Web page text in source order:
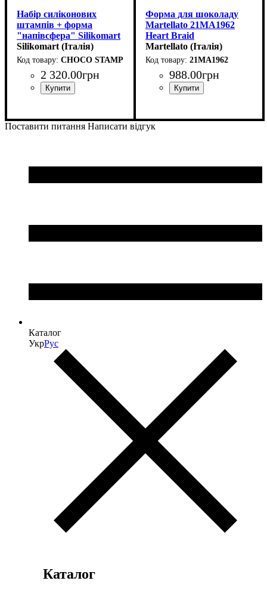
Набір силіконових
штампів + форма
"напівсфера" Silikomart
CHOCO STAMP A &
SEMISFERA 01
Silikomart (Італія)
CHOCO STAMP A & SEMISFERA 01
2 320.00грн
Форма для шоколаду
Martellato 21MA1962
Heart Braid
(31x27мм,h14мм,8гр)
Martellato (Італія)
21MA1962
988.00грн
Поставити питання Написати відгук
Каталог
УкрРус
Каталог